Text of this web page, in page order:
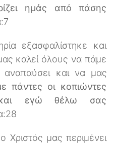
ημάς από πάσης
εξασφαλίστηκε και
καλεί όλους να πάμε
και να μας
πάντες οι κοπιώντες
και εγώ θέλω σας
Χριστός μας περιμένει